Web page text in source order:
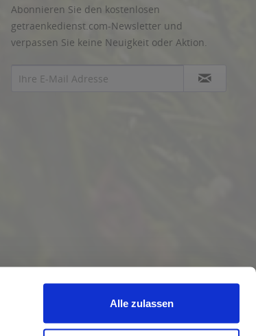
Alle zulassen
Abonnieren Sie den kostenlosen
getraenkedienst.com-Newsletter und
verpassen Sie keine Neuigkeit oder Aktion.